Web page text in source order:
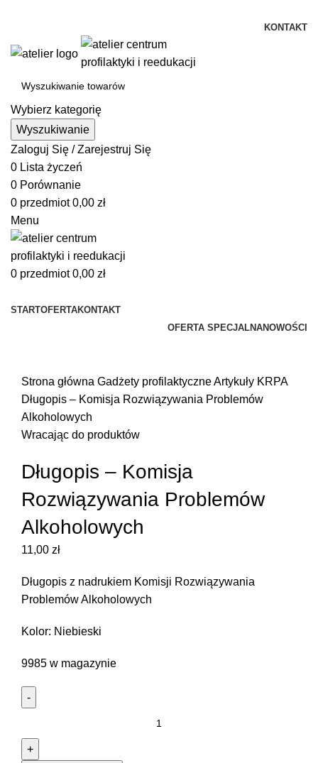
KONTAKT
Wybierz kategorię
Wyszukiwanie
Zaloguj Się / Zarejestruj Się
0 Lista życzeń
0 Porównanie
0 przedmiot 0,00 zł
Menu
0 przedmiot 0,00 zł
STARTOFERTAKONTAKT
OFERTA SPECJALNANOWOŚCI
Strona główna Gadżety profilaktyczneArtykuły KRPA
Długopis – Komisja Rozwiązywania Problemów
Alkoholowych
Wracając do produktów
Długopis – Komisja
Rozwiązywania Problemów
Alkoholowych
11,00 zł
Długopis z nadrukiem Komisji Rozwiązywania
Problemów Alkoholowych
Kolor: Niebieski
9985 w magazynie